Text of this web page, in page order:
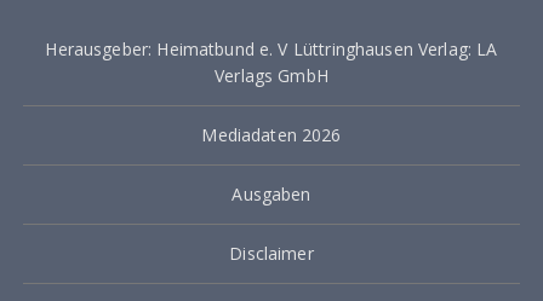
u
e
Herausgeber: Heimatbund e. V Lüttringhausen Verlag: LA
Verlags GmbH
Mediadaten 2026
Ausgaben
Disclaimer